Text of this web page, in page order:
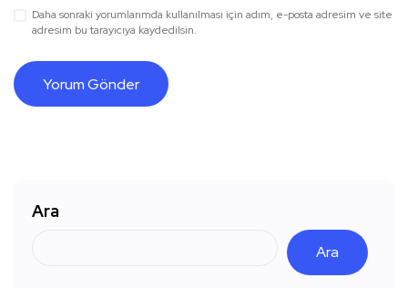
Daha sonraki yorumlarımda kullanılması için adım, e-posta adresim ve site
adresim bu tarayıcıya kaydedilsin.
Ara
Ara